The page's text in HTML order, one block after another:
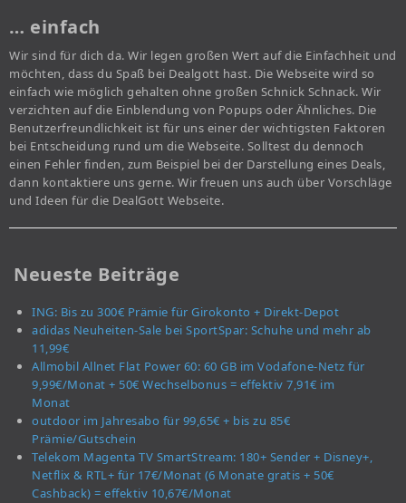
… einfach
Wir sind für dich da. Wir legen großen Wert auf die Einfachheit und
möchten, dass du Spaß bei Dealgott hast. Die Webseite wird so
einfach wie möglich gehalten ohne großen Schnick Schnack. Wir
verzichten auf die Einblendung von Popups oder Ähnliches. Die
Benutzerfreundlichkeit ist für uns einer der wichtigsten Faktoren
bei Entscheidung rund um die Webseite. Solltest du dennoch
einen Fehler finden, zum Beispiel bei der Darstellung eines Deals,
dann kontaktiere uns gerne. Wir freuen uns auch über Vorschläge
und Ideen für die DealGott Webseite.
Neueste Beiträge
ING: Bis zu 300€ Prämie für Girokonto + Direkt-Depot
adidas Neuheiten-Sale bei SportSpar: Schuhe und mehr ab
11,99€
Allmobil Allnet Flat Power 60: 60 GB im Vodafone-Netz für
9,99€/Monat + 50€ Wechselbonus = effektiv 7,91€ im
Monat
outdoor im Jahresabo für 99,65€ + bis zu 85€
Prämie/Gutschein
Telekom Magenta TV SmartStream: 180+ Sender + Disney+,
Netflix & RTL+ für 17€/Monat (6 Monate gratis + 50€
Cashback) = effektiv 10,67€/Monat